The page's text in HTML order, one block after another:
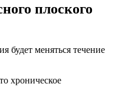
плоского
будет меняться течение
хроническое